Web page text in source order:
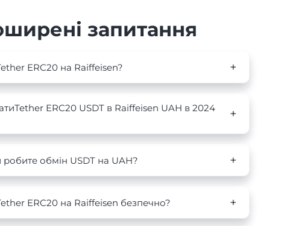
запитання
ERC20 на Raiffeisen?
ERC20 USDT в Raiffeisen UAH в 2024
обмін USDT на UAH?
ERC20 на Raiffeisen безпечно?